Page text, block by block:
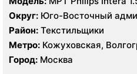
Округ: Юго-Восточный
Район: Текстильщики
Метро: Кожуховская,
Текстильщики
Город: Москва